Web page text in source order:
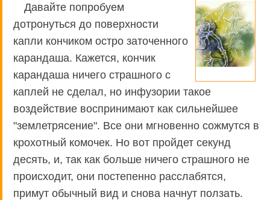
Давайте попробуем
дотронуться до поверхности
капли кончиком остро заточенного
карандаша. Кажется, кончик
карандаша ничего страшного с
каплей не сделал, но инфузории такое
воздействие воспринимают как сильнейшее
"землетрясение". Все они мгновенно сожмутся в
крохотный комочек. Но вот пройдет секунд
десять, и, так как больше ничего страшного не
происходит, они постепенно расслабятся,
примут обычный вид и снова начнут ползать.